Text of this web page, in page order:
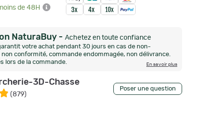
de 48H
NaturaBuy - Achetez en toute confiance
votre achat pendant 30 jours en cas de non-
conformité, commande endommagée, non délivrance.
lors de la commande.
En savoir plus
3D-Chasse
(879)
Poser une question